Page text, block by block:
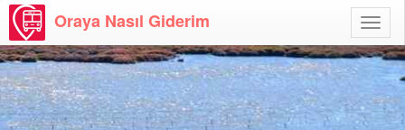
Aç
Oraya Nasıl Giderim